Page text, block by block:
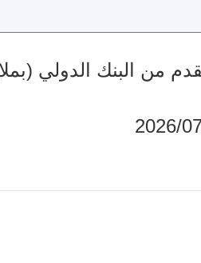
الدولي (بملايين